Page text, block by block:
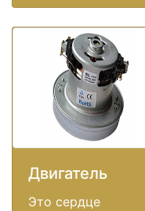
Двигатель
Это сердце